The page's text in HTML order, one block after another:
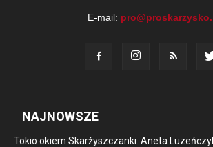
E-mail:
NAJNOWSZE
Tokio okiem Skarżyszczanki. Aneta